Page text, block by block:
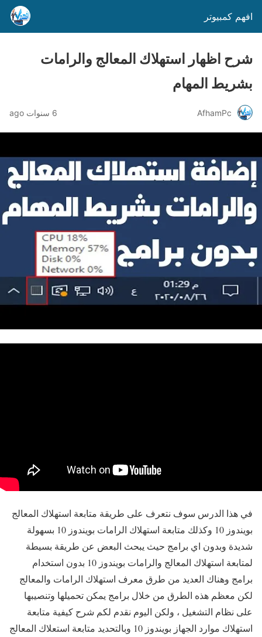
افهم كمبيوتر
شرح اظهار استهلاك المعالج والرامات
بشريط المهام
AfhamPc 6 سنوات ago
في هذا الدرس سوف نتعرف على طريقة متابعة استهلاك المعالج
بويندوز 10 وكذلك متابعة استهلاك الرامات بويندوز 10 بسهولة
شديدة وبدون اي برامج حيث يبحث البعض عن طريقة بسيطة
لمتابعة استهلاك المعالج والرامات بويندوز 10 بدون استخدام
برامج وهناك العديد من طرق معرف استهلاك الرامات والمعالج
لكن معظم هذه الطرق من خلال برامج يمكن تحميلها وتنصيبها
على نظام التشغيل ، ولكن اليوم نقدم لكم شرح كيفية متابعة
استهلاك موارد الجهاز بويندوز 10 وبالتحديد متابعة استعلاك المعالج